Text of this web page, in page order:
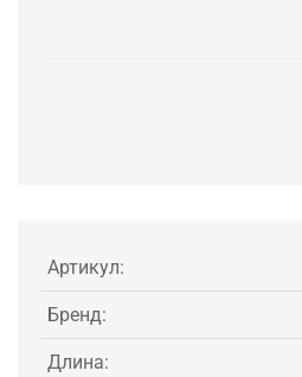
Артикул:
Бренд:
Длина: